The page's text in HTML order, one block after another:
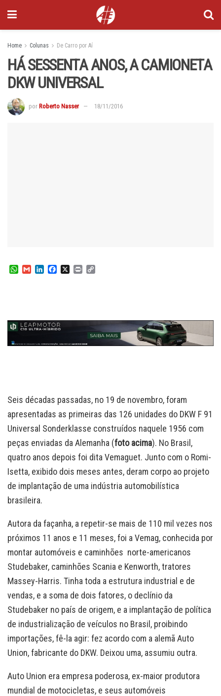
Home Colunas De Carro por Aí
HÁ SESSENTA ANOS, A CAMIONETA
DKW UNIVERSAL
por Roberto Nasser 18/11/2016
W
p
p
I
n
o
k
n
k
Seis décadas passadas, no 19 de novembro, foram
apresentadas as primeiras das 126 unidades do DKW F 91
Universal Sonderklasse construídos naquele 1956 com
peças enviadas da Alemanha (foto acima). No Brasil,
quatro anos depois foi dita Vemaguet. Junto com o Romi-
Isetta, exibido dois meses antes, deram corpo ao projeto
de implantação de uma indústria automobilística
brasileira.
Autora da façanha, a repetir-se mais de 110 mil vezes nos
próximos 11 anos e 11 meses, foi a Vemag, conhecida por
montar automóveis e caminhões norte-americanos
Studebaker, caminhões Scania e Kenworth, tratores
Massey-Harris. Tinha toda a estrutura industrial e de
vendas, e a soma de dois fatores, o declínio da
Studebaker no país de origem, e a implantação de política
de industrialização de veículos no Brasil, proibindo
importações, fê-la agir: fez acordo com a alemã Auto
Union, fabricante do DKW. Deixou uma, assumiu outra.
Auto Union era empresa poderosa, ex-maior produtora
mundial de motocicletas, e seus automóveis